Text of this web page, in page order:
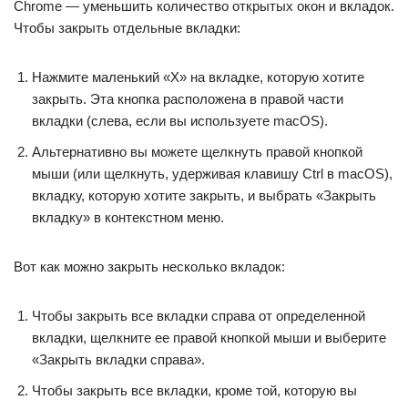
Chrome — уменьшить количество открытых окон и вкладок.
Чтобы закрыть отдельные вкладки:
Нажмите маленький «X» на вкладке, которую хотите
закрыть. Эта кнопка расположена в правой части
вкладки (слева, если вы используете macOS).
Альтернативно вы можете щелкнуть правой кнопкой
мыши (или щелкнуть, удерживая клавишу Ctrl в macOS),
вкладку, которую хотите закрыть, и выбрать «Закрыть
вкладку» в контекстном меню.
Вот как можно закрыть несколько вкладок:
Чтобы закрыть все вкладки справа от определенной
вкладки, щелкните ее правой кнопкой мыши и выберите
«Закрыть вкладки справа».
Чтобы закрыть все вкладки, кроме той, которую вы